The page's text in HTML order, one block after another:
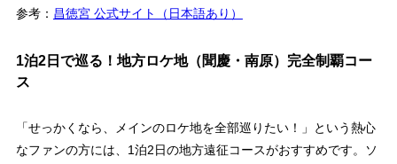
参考： 昌徳宮 公式サイト（日本語あり）
1泊2日で巡る！地方ロケ地（聞慶・南原）完全制覇コー
ス
「せっかくなら、メインのロケ地を全部巡りたい！」という熱心
なファンの方には、1泊2日の地方遠征コースがおすすめです。ソ